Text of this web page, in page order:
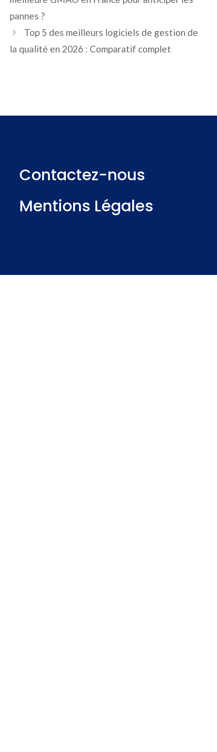
pannes ?
Top 5 des meilleurs logiciels de gestion de
la qualité en 2026 : Comparatif complet
Contactez-nous
Mentions Légales